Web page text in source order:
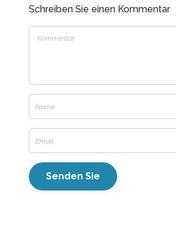
Schreiben Sie einen Kommentar